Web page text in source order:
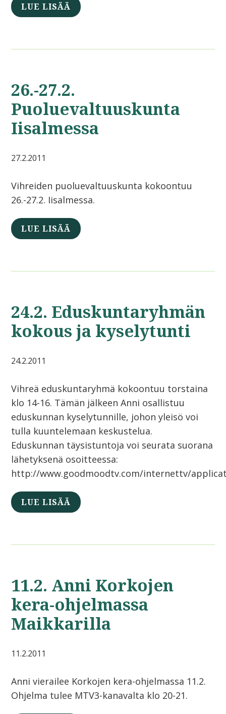
LUE LISÄÄ
26.-27.2.
Puoluevaltuuskunta
Iisalmessa
27.2.2011
Vihreiden puoluevaltuuskunta kokoontuu
26.-27.2. Iisalmessa.
LUE LISÄÄ
24.2. Eduskuntaryhmän
kokous ja kyselytunti
24.2.2011
Vihreä eduskuntaryhmä kokoontuu torstaina
klo 14-16. Tämän jälkeen Anni osallistuu
eduskunnan kyselytunnille, johon yleisö voi
tulla kuuntelemaan keskustelua.
Eduskunnan täysistuntoja voi seurata suorana
lähetyksenä osoitteessa:
http://www.goodmoodtv.com/internettv/
LUE LISÄÄ
11.2. Anni Korkojen
kera-ohjelmassa
Maikkarilla
11.2.2011
Anni vierailee Korkojen kera-ohjelmassa 11.2.
Ohjelma tulee MTV3-kanavalta klo 20-21.